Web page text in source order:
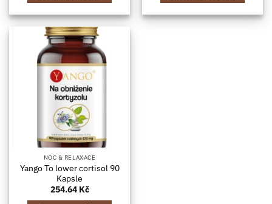
NOC & RELAXACE
Yango To lower cortisol 90
Kapsle
254.64 Kč